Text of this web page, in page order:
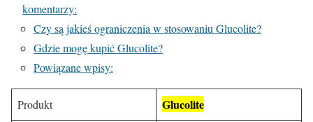
komentarzy:
Czy są jakieś ograniczenia w stosowaniu Glucolite?
Gdzie mogę kupić Glucolite?
Powiązane wpisy:
Produkt Glucolite